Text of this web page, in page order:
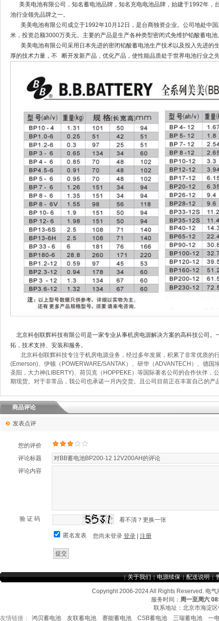
美美电池有限公司，知名蓄电池品牌，知名充电电池品牌，始建于1992年，
池行业领先品牌之一。
美美电池有限公司成立于1992年10月12日，是台商独资企业。公司地处中
米，投资总额3000万美元。主要的产品是生产各种类型密闭式免维护铅酸蓄电池
美美电池有限公司采用日本先进的密闭铅酸蓄电池生产技术以及投入先进的
厚的技术力量，不 断开发新产品，优化产品，使性能品质处于世界电池行业之
北京科创联辉科技有限公司是一家专业从事机房电源解决方案的高科技公司
拓，技术支持、安装和服务。
北京科创联辉科技专注于机房电源业务，经过多年发展，积累了非常优质的
(Emerson)、伊顿（POWERWARE/SANTAK）、研华（ADVANTECH）、德
圣阳，大力神(LIBERTY)、荷贝克（HOPPEKE）等国际著名公司的合作伙伴，
期现货。对于非常品，我公司也承诺一月内交货。且公司目前正在丰富自己的
商品评论
发表点评
您的评价
评论标题
评论内容
验 证 码 看不清？更换一张
匿名发表 您尚未登录 登录 注册
Copyright 2006-2024 All Rights Reserved. 电
服务时间： 周一至周六
联系地址：北京市海淀
|关于我们 |电源续保 |配送说明 |
友情链接： 鸿贝蓄电池 友联蓄电池 赛能蓄电池 CSB蓄电池 三瑞蓄电池 一